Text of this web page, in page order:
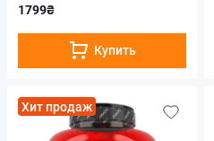
1799₴
Купить
Хит продаж